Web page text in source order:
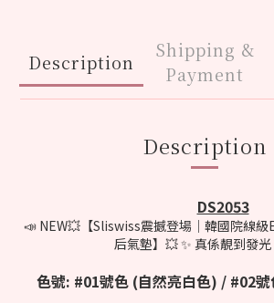
Description
Shipping &
Payment
Description
DS2053
📣 NEW💥【Sliswiss震撼登場｜韓國院線級
后氣墊】💥 ✨ 真係靚到發光
色號: #01號色 (自然亮白色) / #02